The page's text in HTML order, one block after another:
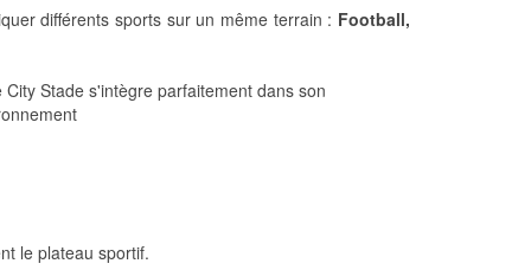
différents sports sur un même terrain : Football,
le plateau sportif.